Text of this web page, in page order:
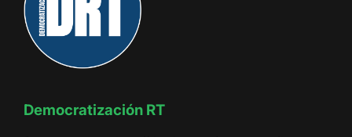
Democratización RT